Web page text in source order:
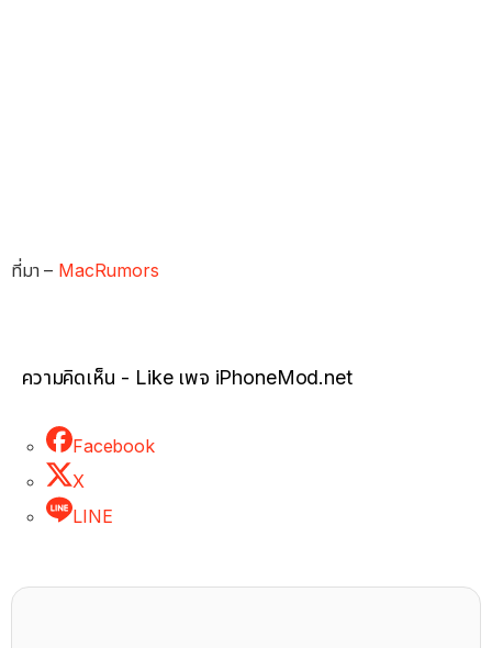
ที่มา – MacRumors
ความคิดเห็น - Like เพจ iPhoneMod.net
Facebook
X
LINE